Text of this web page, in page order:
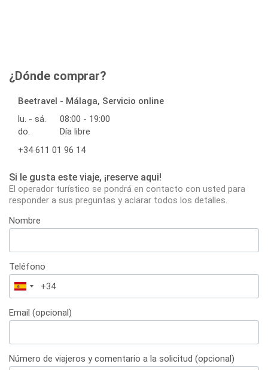
¿Dónde comprar?
Beetravel - Málaga, Servicio online
lu. - sá.
08:00 - 19:00
do.
Día libre
+34 611 01 96 14
Si le gusta este viaje, ¡reserve aqui!
El operador turístico se pondrá en contacto con usted para
responder a sus preguntas y aclarar todos los detalles.
Nombre
Teléfono
España
+34
Email (opcional)
Número de viajeros y comentario a la solicitud (opcional)